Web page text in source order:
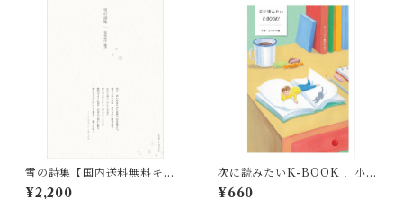
雪の詩集【国内送料無料キャ
ンペーン実施中！】
¥2,200
次に読みたいK-BOOK！ 小
説・エッセイ編
¥660